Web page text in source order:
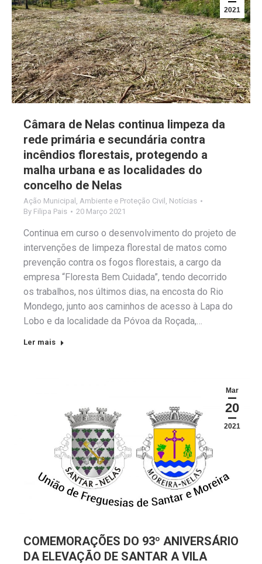
2021
Câmara de Nelas continua limpeza da
rede primária e secundária contra
incêndios florestais, protegendo a
malha urbana e as localidades do
concelho de Nelas
Ação Municipal , Ambiente e Proteção Civil , Notícias
By Filipa Pais 20 Março 2021
Continua em curso o desenvolvimento do projeto de
intervenções de limpeza florestal de matos como
prevenção contra os fogos florestais, a cargo da
empresa “Floresta Bem Cuidada”, tendo decorrido
os trabalhos, nos últimos dias, na encosta do Rio
Mondego, junto aos caminhos de acesso à Lapa do
Lobo e da localidade da Póvoa da Roçada,…
Ler mais
Mar
20
2021
COMEMORAÇÕES DO 93º ANIVERSÁRIO
DA ELEVAÇÃO DE SANTAR A VILA